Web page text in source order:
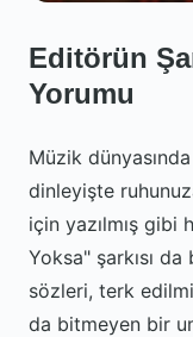
Editörün
Yorumu
Müzik
dinleyişte
için yazılmış gibi
Yoksa" şarkısı
sözleri, terk
da bitmeyen bir